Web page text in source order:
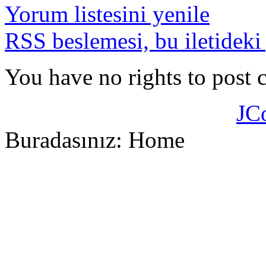
Yorum listesini yenile
RSS beslemesi, bu
You have no rights to post
Buradasınız: Home